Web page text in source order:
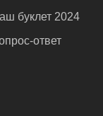
буклет 2024
ответ